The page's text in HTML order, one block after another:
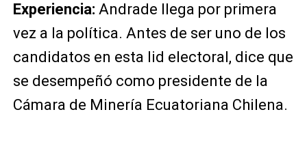
Experiencia: Andrade llega por primera
vez a la política. Antes de ser uno de los
candidatos en esta lid electoral, dice que
se desempeñó como presidente de la
Cámara de Minería Ecuatoriana Chilena.